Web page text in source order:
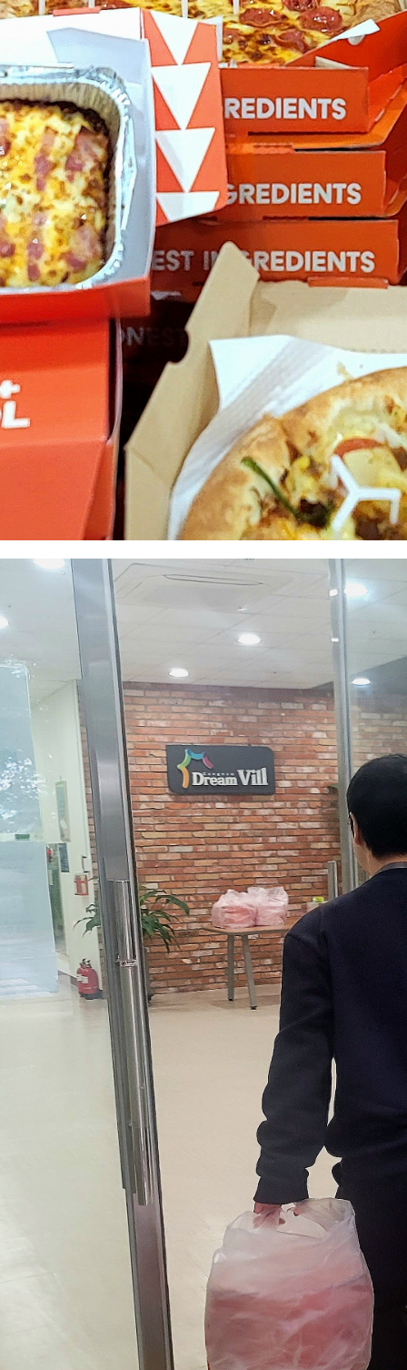
FRANCHISE
CS CENTER
Menu